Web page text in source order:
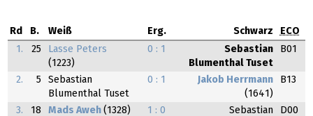
Rd B. Weiß Erg. Schwarz
ECO
1.
25
Lasse Peters
(1223)
0 : 1
Sebastian
Blumenthal Tuset
B01
2. 5
Sebastian
Blumenthal Tuset
0 : 1
Jakob Herrmann
(1641)
B13
3. 18 Mads Aweh (1328) 1 : 0
Sebastian
D00